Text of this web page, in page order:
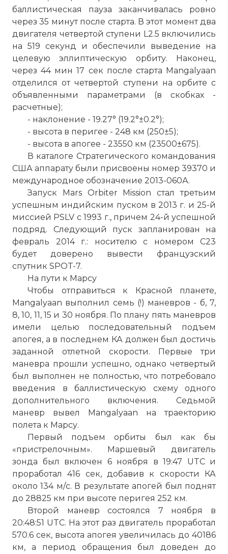
баллистическая пауза заканчивалась ровно
через 35 минут после старта. В этот момент два
двигателя четвертой ступени L2.5 включились
на 519 секунд и обеспечили выведение на
целевую эллиптическую орбиту. Наконец,
через 44 мин 17 сек после старта Mangalyaan
отделился от четвертой ступени на орбите с
объявленными параметрами (в скобках -
расчетные);
- наклонение - 19.27° (19.2°±0.2°);
- высота в перигее - 248 км (250±5);
- высота в апогее - 23550 км (23500±675).
В каталоге Стратегического командования
США аппарату были присвоены номер 39370 и
международное обозначение 2013-060А.
Запуск Mars Orbiter Mission стал третьим
успешным индийским пуском в 2013 г. и 25-й
миссией PSLV с 1993 г., причем 24-й успешной
подряд. Следующий пуск запланирован на
февраль 2014 г.: носителю с номером С23
будет доверено вывести французский
спутник SPOT-7.
На пути к Марсу
Чтобы отправиться к Красной планете,
Mangalyaan выполнил семь (!) маневров - б, 7,
8, 10, 11, 15 и 30 ноября. По плану пять маневров
имели целью последовательный подъем
апогея, а в последнем КА должен был достичь
заданной отлетной скорости. Первые три
маневра прошли успешно, однако четвертый
был выполнен не полностью, что потребовало
введения в баллистическую схему одного
дополнительного включения. Седьмой
маневр вывел Mangalyaan на траекторию
полета к Марсу.
Первый подъем орбиты был как бы
«пристрелочным». Маршевый двигатель
зонда был включен 6 ноября в 19:47 UTC и
проработал 416 сек, добавив к скорости КА
около 134 м/с. В результате апогей был поднят
до 28825 км при высоте перигея 252 км.
Второй маневр состоялся 7 ноября в
20:48:51 UTC. На этот раз двигатель проработал
570.6 сек, высота апогея увеличилась до 40186
км, а период обращения был доведен до